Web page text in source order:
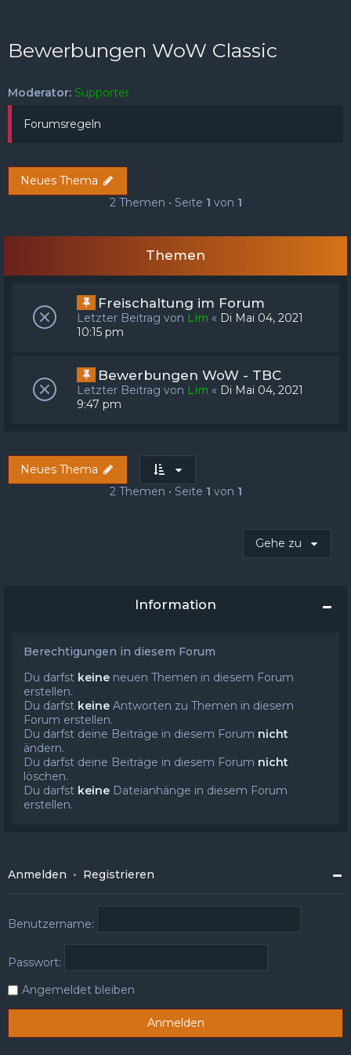
Bewerbungen WoW Classic
Moderator: Supporter
Forumsregeln
Neues Thema
2 Themen • Seite 1 von 1
Themen
Freischaltung im Forum
Letzter Beitrag von Lim « Di Mai 04, 2021
10:15 pm
Bewerbungen WoW - TBC
Letzter Beitrag von Lim « Di Mai 04, 2021
9:47 pm
Neues Thema
2 Themen • Seite 1 von 1
Gehe zu
Information
Berechtigungen in diesem Forum
Du darfst keine neuen Themen in diesem Forum
erstellen.
Du darfst keine Antworten zu Themen in diesem
Forum erstellen.
Du darfst deine Beiträge in diesem Forum nicht
ändern.
Du darfst deine Beiträge in diesem Forum nicht
löschen.
Du darfst keine Dateianhänge in diesem Forum
erstellen.
Anmelden • Registrieren
Benutzername:
Passwort:
Angemeldet bleiben